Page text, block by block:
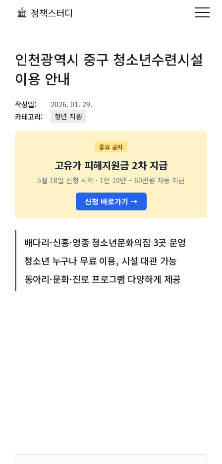
정책스터디
인천광역시 중구 청소년수련시설
이용 안내
작성일:
2026. 01. 29.
카테고리:
청년 지원
중요 공지
고유가 피해지원금 2차 지급
5월 18일 신청 시작 · 1인 10만 ~ 60만원 차등 지급
신청 바로가기 →
배다리·신흥·영종 청소년문화의집 3곳 운영
청소년 누구나 무료 이용, 시설 대관 가능
동아리·문화·진로 프로그램 다양하게 제공